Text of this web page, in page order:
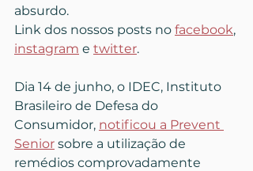
absurdo.
Link dos nossos posts no facebook,
instagram e twitter.
Dia 14 de junho, o IDEC, Instituto
Brasileiro de Defesa do
Consumidor, notificou a Prevent
Senior sobre a utilização de
remédios comprovadamente